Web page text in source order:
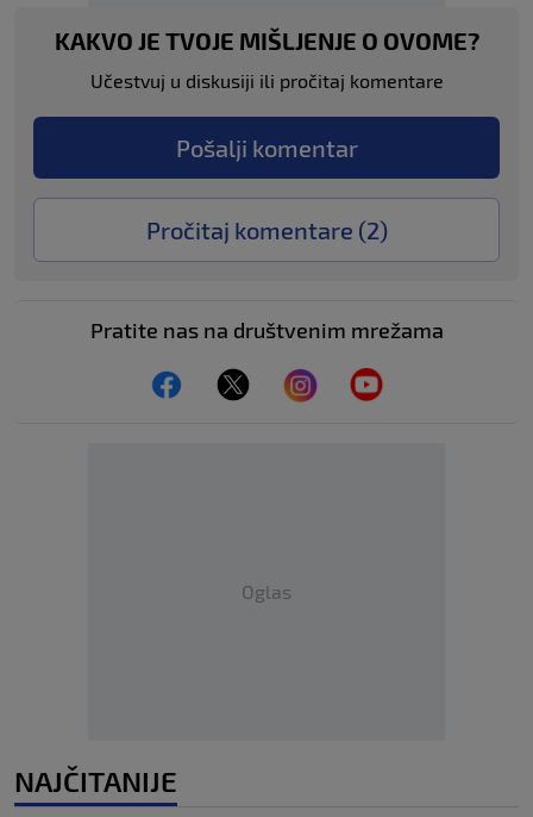
KAKVO JE TVOJE MIŠLJENJE O OVOME?
Učestvuj u diskusiji ili pročitaj komentare
Pošalji komentar
Pročitaj komentare (2)
Pratite nas na društvenim mrežama
Oglas
NAJČITANIJE